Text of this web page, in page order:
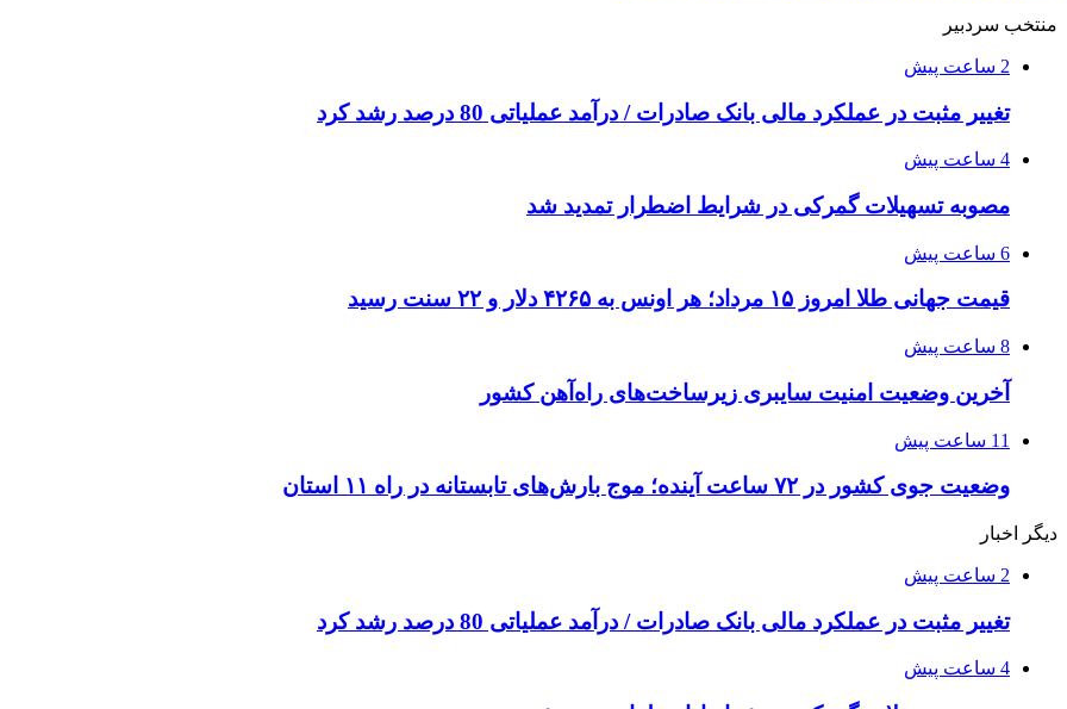
منتخب سردبیر
2 ساعت پیش
تغییر مثبت در عملکرد مالی بانک صادرات / درآمد عملیاتی 80 درصد رشد کرد
4 ساعت پیش
مصوبه تسهیلات گمرکی در شرایط اضطرار تمدید شد
6 ساعت پیش
قیمت جهانی طلا امروز ۱۵ مرداد؛ هر اونس به ۴۲۶۵ دلار و ۲۲ سنت رسید
8 ساعت پیش
آخرین وضعیت امنیت سایبری زیرساخت‌های راه‌آهن کشور
11 ساعت پیش
وضعیت جوی کشور در ۷۲ ساعت آینده؛ موج بارش‌های تابستانه در راه ۱۱ استان
دیگر اخبار
2 ساعت پیش
تغییر مثبت در عملکرد مالی بانک صادرات / درآمد عملیاتی 80 درصد رشد کرد
4 ساعت پیش